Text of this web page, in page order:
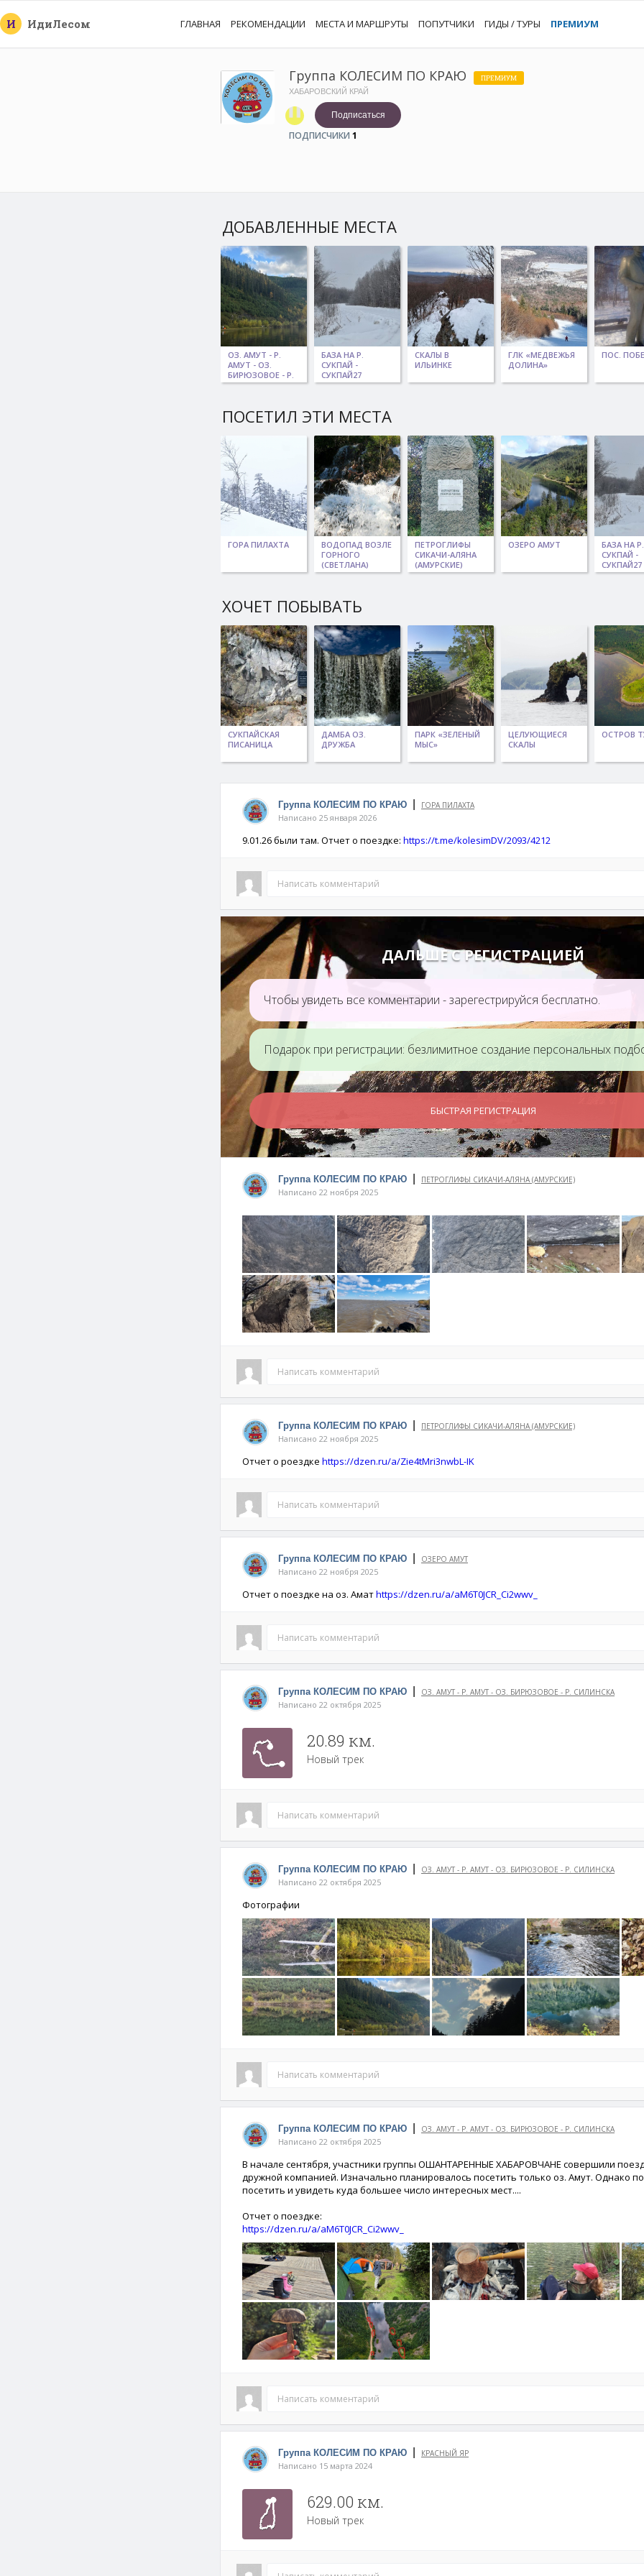
И ИдиЛесом ГЛАВНАЯ РЕКОМЕНДАЦИИ МЕСТА И МАРШРУТЫ ПОПУТЧИКИ ГИДЫ / ТУРЫ ПРЕМИУМ
Группа КОЛЕСИМ ПО КРАЮ ПРЕМИУМ
ХАБАРОВСКИЙ КРАЙ
Подписаться
ПОДПИСЧИКИ 1
ДОБАВЛЕННЫЕ МЕСТА
ОЗ. АМУТ - Р.
АМУТ - ОЗ.
БИРЮЗОВОЕ - Р.
СИЛИНСКА
БАЗА НА Р.
СУКПАЙ -
СУКПАЙ27
СКАЛЫ В
ИЛЬИНКЕ
ГЛК «МЕДВЕЖЬЯ
ДОЛИНА»
ПОС.
ПОСЕТИЛ ЭТИ МЕСТА
ГОРА ПИЛАХТА
ВОДОПАД ВОЗЛЕ
ГОРНОГО
(СВЕТЛАНА)
ПЕТРОГЛИФЫ
СИКАЧИ-АЛЯНА
(АМУРСКИЕ)
ОЗЕРО АМУТ
БАЗА НА Р.
СУКПАЙ -
СУКПАЙ27
ХОЧЕТ ПОБЫВАТЬ
СУКПАЙСКАЯ
ПИСАНИЦА
ДАМБА ОЗ.
ДРУЖБА
ПАРК «ЗЕЛЕНЫЙ
МЫС»
ЦЕЛУЮЩИЕСЯ
СКАЛЫ
ОСТРОВ
Группа КОЛЕСИМ ПО КРАЮ ГОРА ПИЛАХТА
Написано 25 января 2026
9.01.26 были там. Отчет о поездке: https://t.me/kolesimDV/2093/4212
Написать комментарий
ДАЛЬШЕ С РЕГИСТРАЦИЕЙ
Чтобы увидеть все комментарии - зарегестрируйся бесплатно.
Подарок при регистрации: безлимитное создание персональных
БЫСТРАЯ РЕГИСТРАЦИЯ
Группа КОЛЕСИМ ПО КРАЮ ПЕТРОГЛИФЫ СИКАЧИ-АЛЯНА (АМУРСКИЕ)
Написано 22 ноября 2025
Написать комментарий
Группа КОЛЕСИМ ПО КРАЮ ПЕТРОГЛИФЫ СИКАЧИ-АЛЯНА (АМУРСКИЕ)
Написано 22 ноября 2025
Отчет о роездке https://dzen.ru/a/Zie4tMri3nwbL-IK
Написать комментарий
Группа КОЛЕСИМ ПО КРАЮ ОЗЕРО АМУТ
Написано 22 ноября 2025
Отчет о поездке на оз. Аматhttps://dzen.ru/a/aM6T0JCR_Ci2wwv_
Написать комментарий
Группа КОЛЕСИМ ПО КРАЮ ОЗ. АМУТ - Р. АМУТ - ОЗ. БИРЮЗОВОЕ - Р. СИЛИНСКА
Написано 22 октября 2025
20.89 км.
Новый трек
Написать комментарий
Группа КОЛЕСИМ ПО КРАЮ ОЗ. АМУТ - Р. АМУТ - ОЗ. БИРЮЗОВОЕ - Р. СИЛИНСКА
Написано 22 октября 2025
Фотографии
Написать комментарий
Группа КОЛЕСИМ ПО КРАЮ ОЗ. АМУТ - Р. АМУТ - ОЗ. БИРЮЗОВОЕ - Р. СИЛИНСКА
Написано 22 октября 2025
В начале сентября, участники группы ОШАНТАРЕННЫЕ ХАБАРОВЧАНЕ совершили
дружной компанией. Изначально планировалось посетить только оз. Амут. Однако
посетить и увидеть куда большее число интересных мест....
Отчет о поездке:
https://dzen.ru/a/aM6T0JCR_Ci2wwv_
Написать комментарий
Группа КОЛЕСИМ ПО КРАЮ КРАСНЫЙ ЯР
Написано 15 марта 2024
629.00 км.
Новый трек